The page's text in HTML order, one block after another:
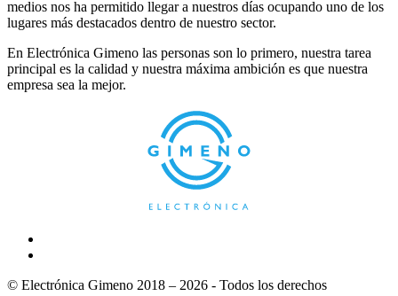
medios nos ha permitido llegar a nuestros días ocupando uno de los
lugares más destacados dentro de nuestro sector.
En Electrónica Gimeno las personas son lo primero, nuestra tarea
principal es la calidad y nuestra máxima ambición es que nuestra
empresa sea la mejor.
© Electrónica Gimeno 2018 – 2026 - Todos los derechos